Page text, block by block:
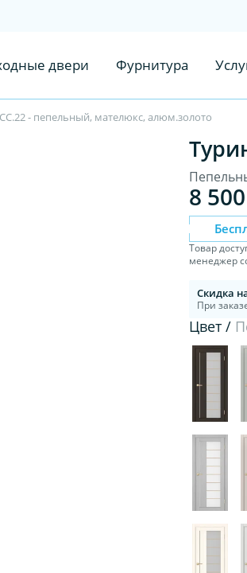
двери Фурнитура
- пепельный, мателюкс, алюм.золото
8
Товар
менеджер
Скидка
При
Цвет /